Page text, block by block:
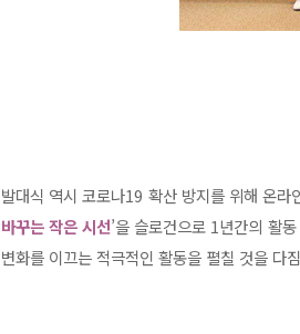
발대식 역시 코로나19 확산 방지를 위해 온
바꾸는 작은 시선’을 슬로건으로 1년간의 활
변화를 이끄는 적극적인 활동을 펼칠 것을 다